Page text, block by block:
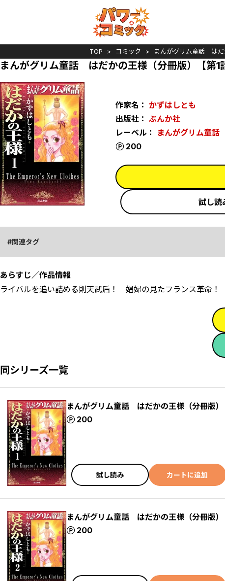
TOP コミック まんがグリム童話 はだ
まんがグリム童話 はだかの王様（分冊版）【第
作家名： かずはしとも
出版社： ぶんか社
レーベル：
まんがグリム童話
200
試し読
関連タグ
あらすじ／作品情報
ライバルを追い詰める則天武后！ 娼婦の見たフランス革命
同シリーズ一覧
まんがグリム童話 はだかの王様（分冊版
200
ポイント
試し読み カートに追加
まんがグリム童話 はだかの王様（分冊版
200
ポイント